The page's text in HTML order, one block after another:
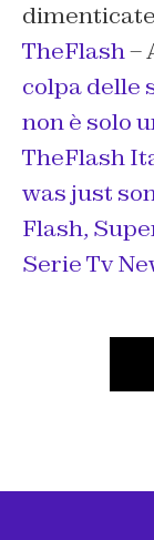
TheFlash–
colpa delle
non è solo
TheFlash
was just
Flash,
Serie Tv